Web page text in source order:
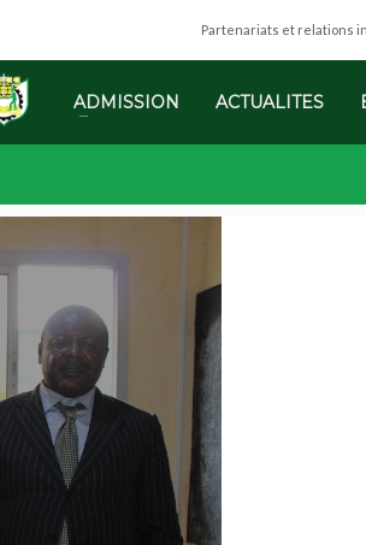
Partenariats et relations
ADMISSION ACTUALITES